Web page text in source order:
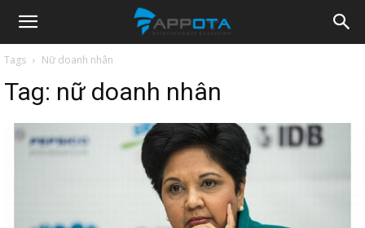
Appota
News
Tags Nữ doanh nhân
Tag: nữ doanh nhân